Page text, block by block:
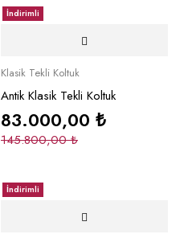
İndirimli
Klasik Tekli Koltuk
Antik Klasik Tekli Koltuk
145.800,00₺
83.000,00 ₺
İndirimli